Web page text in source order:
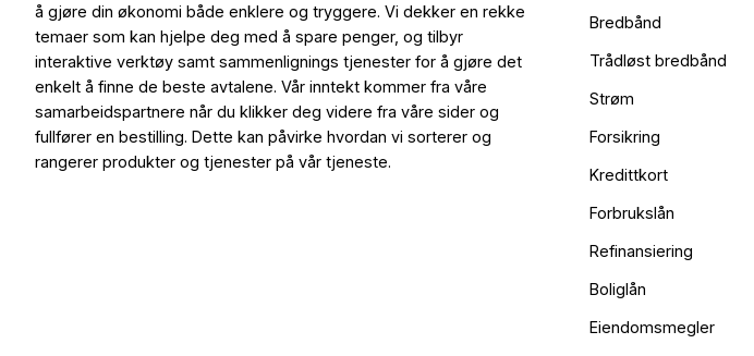
å gjøre din økonomi både enklere og tryggere. Vi dekker en rekke
temaer som kan hjelpe deg med å spare penger, og tilbyr
interaktive verktøy samt sammenlignings tjenester for å gjøre det
enkelt å finne de beste avtalene. Vår inntekt kommer fra våre
samarbeidspartnere når du klikker deg videre fra våre sider og
fullfører en bestilling. Dette kan påvirke hvordan vi sorterer og
rangerer produkter og tjenester på vår tjeneste.
Bredbånd
Trådløst bredbånd
Strøm
Forsikring
Kredittkort
Forbrukslån
Refinansiering
Boliglån
Eiendomsmegler